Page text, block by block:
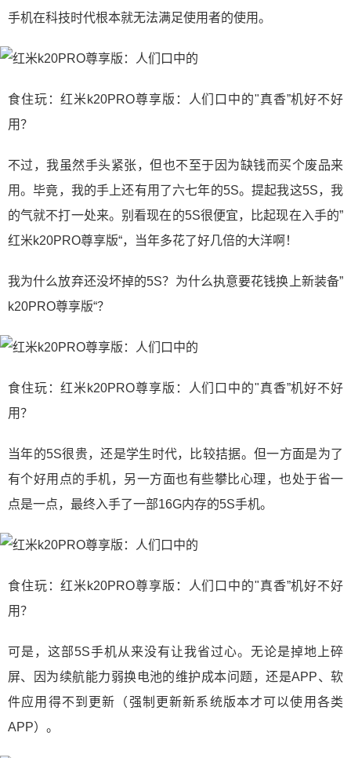
手机在科技时代根本就无法满足使用者的使用。
食住玩：红米k20PRO尊享版：人们口中的"真香”机好不好
用？
不过，我虽然手头紧张，但也不至于因为缺钱而买个废品来
用。毕竟，我的手上还有用了六七年的5S。提起我这5S，我
的气就不打一处来。别看现在的5S很便宜，比起现在入手的”
红米k20PRO尊享版“，当年多花了好几倍的大洋啊！
我为什么放弃还没坏掉的5S？为什么执意要花钱换上新装备”
k20PRO尊享版“？
食住玩：红米k20PRO尊享版：人们口中的"真香”机好不好
用？
当年的5S很贵，还是学生时代，比较拮据。但一方面是为了
有个好用点的手机，另一方面也有些攀比心理，也处于省一
点是一点，最终入手了一部16G内存的5S手机。
食住玩：红米k20PRO尊享版：人们口中的"真香”机好不好
用？
可是，这部5S手机从来没有让我省过心。无论是掉地上碎
屏、因为续航能力弱换电池的维护成本问题，还是APP、软
件应用得不到更新（强制更新新系统版本才可以使用各类
APP）。